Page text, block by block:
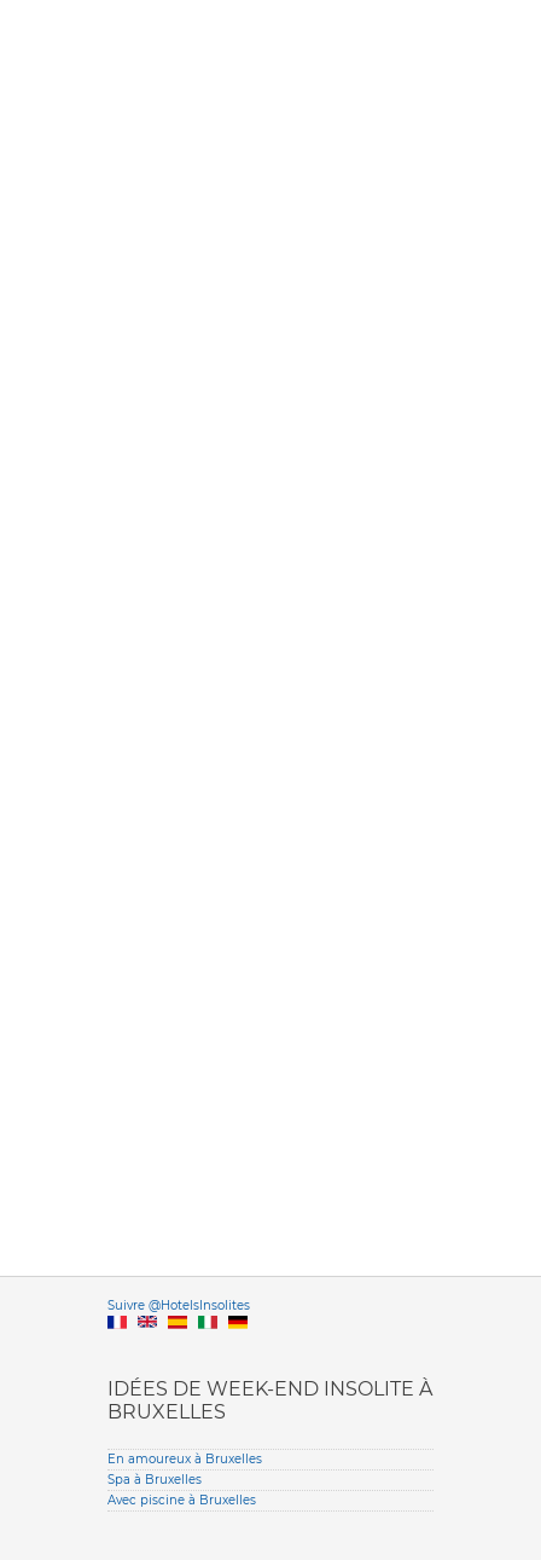
Suivre @HotelsInsolitesVersione
IDÉES DE WEEK-END INSOLITE À
BRUXELLES
En amoureux à Bruxelles
Spa à Bruxelles
Avec piscine à Bruxelles